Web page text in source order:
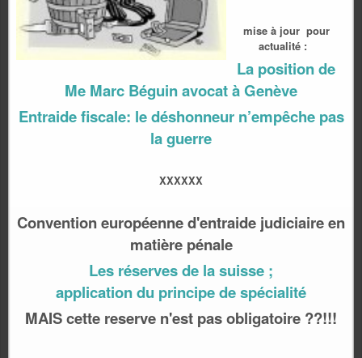
mise à jour pour
actualité :
La position de
Me Marc Béguin avocat à Genève
Entraide fiscale: le déshonneur n’empêche pas
la guerre
XXXXXX
Convention européenne d'entraide judiciaire en
matière pénale
Les réserves de la suisse ;
application du principe de spécialité
MAIS cette reserve n'est pas obligatoire ??!!!